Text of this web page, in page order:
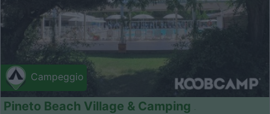
Campeggio
Pineto Beach Village & Camping